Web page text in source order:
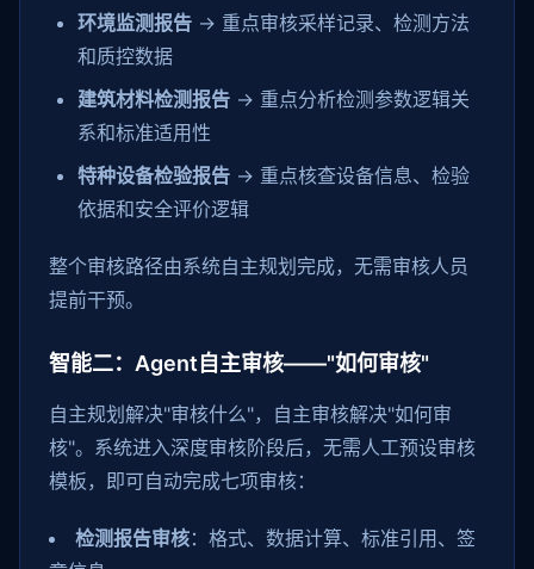
环境监测报告 → 重点审核采样记录、检测方法
和质控数据
建筑材料检测报告 → 重点分析检测参数逻辑关
系和标准适用性
特种设备检验报告 → 重点核查设备信息、检验
依据和安全评价逻辑
整个审核路径由系统自主规划完成，无需审核人员
提前干预。
智能二：Agent自主审核——"如何审核"
自主规划解决"审核什么"，自主审核解决"如何审
核"。系统进入深度审核阶段后，无需人工预设审核
模板，即可自动完成七项审核：
检测报告审核：格式、数据计算、标准引用、签